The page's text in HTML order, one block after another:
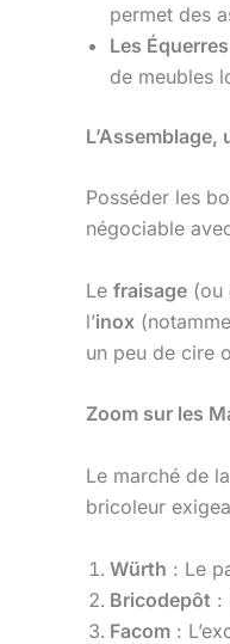
permet des
Les
de meubles
Posséder les
négociable
Le fraisage (ou
l’inox
un peu de cire
Zoom sur les
Le marché de
bricoleur
Würth : Le
Bricodepôt :
Facom :